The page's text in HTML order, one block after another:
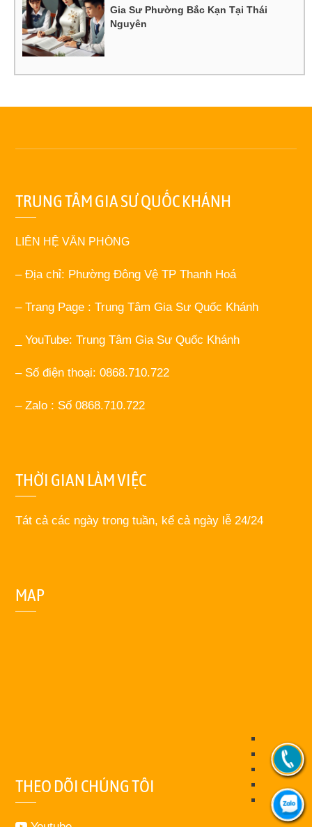
Gia Sư Phường Bắc Kạn Tại Thái
Nguyên
TRUNG TÂM GIA SƯ QUỐC KHÁNH
LIÊN HỆ VĂN PHÒNG
– Địa chỉ: Phường Đông Vệ TP Thanh Hoá
– Trang Page : Trung Tâm Gia Sư Quốc Khánh
_ YouTube: Trung Tâm Gia Sư Quốc Khánh
– Số điện thoại: 0868.710.722
– Zalo : Số 0868.710.722
THỜI GIAN LÀM VIỆC
Tát cả các ngày trong tuần, kể cả ngày lễ 24/24
MAP
THEO DÕI CHÚNG TÔI